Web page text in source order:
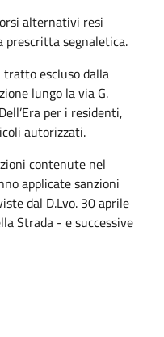
alternativi resi
prescritta segnaletica.
tratto escluso dalla
lungo la via G.
per i residenti,
autorizzati.
contenute nel
applicate sanzioni
dal D.Lvo. 30 aprile
Strada - e successive